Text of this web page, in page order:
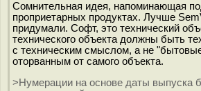
Сомнительная идея, напоминающая
проприетарных продуктах. Лучше
придумали. Софт, это технический
технического объекта должны быть
с техническим смыслом, а не
оторванным от самого объекта.
>Нумерации на основе даты выпуска